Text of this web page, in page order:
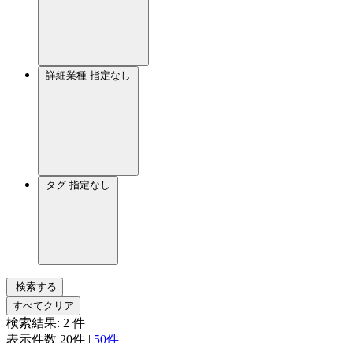
詳細業種 指定なし
タグ 指定なし
検索する
すべてクリア
検索結果: 2 件
表示件数 20件 | 50件